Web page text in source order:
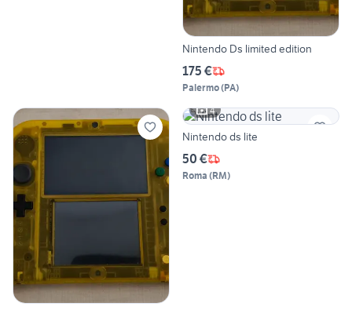
Nintendo Ds limited edition
175 €
Palermo(PA)
4
Nintendo ds lite
50 €
Roma (RM)